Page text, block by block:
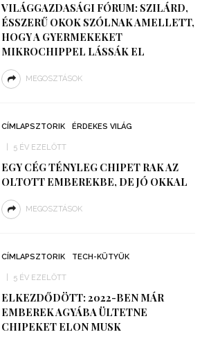
VILÁGGAZDASÁGI FÓRUM: SZILÁRD,
ÉSSZERŰ OKOK SZÓLNAK AMELLETT,
HOGY A GYERMEKEKET
MIKROCHIPPEL LÁSSÁK EL
MEGOSZTÁSOK
CÍMLAPSZTORIK ÉRDEKES VILÁG
5 ÉV EZELŐTT
EGY CÉG TÉNYLEG CHIPET RAK AZ
OLTOTT EMBEREKBE, DE JÓ OKKAL
MEGOSZTÁSOK
CÍMLAPSZTORIK TECH-KÜTYÜK
5 ÉV EZELŐTT
ELKEZDŐDÖTT: 2022-BEN MÁR
EMBEREK AGYÁBA ÜLTETNE
CHIPEKET ELON MUSK